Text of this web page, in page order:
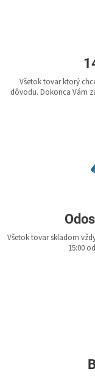
Všetok tovar ktorý
dôvodu. Dokonca Vám
Všetok tovar skladom
15:00